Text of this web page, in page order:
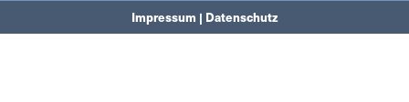
Impressum | Datenschutz